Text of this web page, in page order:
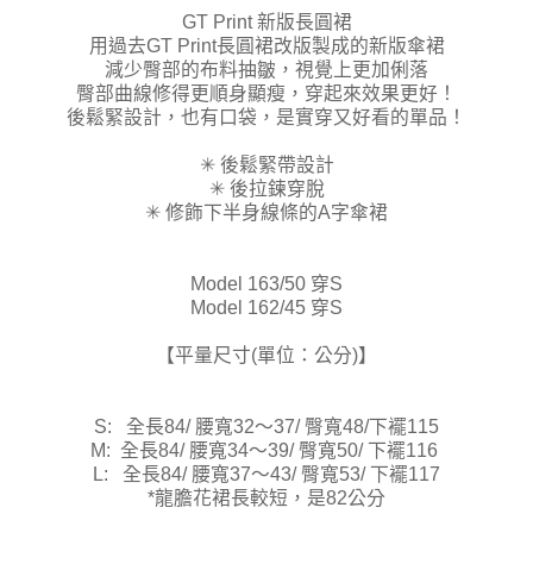
GT Print 新版長圓裙
用過去GT Print長圓裙改版製成的新版傘裙
減少臀部的布料抽皺，視覺上更加俐落
臀部曲線修得更順身顯瘦，穿起來效果更好！
後鬆緊設計，也有口袋，是實穿又好看的單品！
✳ 後鬆緊帶設計
✳ 後拉鍊穿脫
✳ 修飾下半身線條的A字傘裙
Model 163/50 穿S
Model 162/45 穿S
【平量尺寸(單位：公分)】
S: 全長84/ 腰寬32～37/ 臀寬48/下襬115
M: 全長84/ 腰寬34～39/ 臀寬50/ 下襬116
L: 全長84/ 腰寬37～43/ 臀寬53/ 下襬117
*龍膽花裙長較短，是82公分